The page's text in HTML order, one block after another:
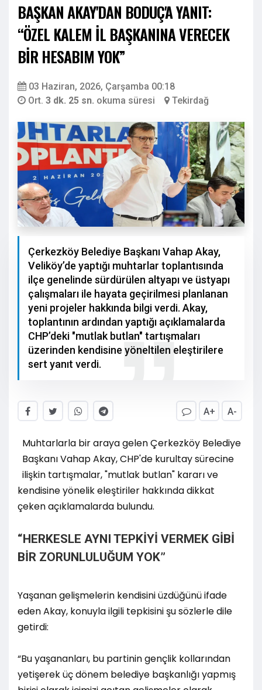
BAŞKAN AKAY'DAN BODUÇ'A YANIT:
“ÖZEL KALEM İL BAŞKANINA VERECEK
BİR HESABIM YOK”
03 Haziran, 2026, Çarşamba 00:18
Ort. 3 dk. 25 sn. okuma süresi Tekirdağ
Çerkezköy Belediye Başkanı Vahap Akay,
Veliköy’de yaptığı muhtarlar toplantısında
ilçe genelinde sürdürülen altyapı ve üstyapı
çalışmaları ile hayata geçirilmesi planlanan
yeni projeler hakkında bilgi verdi. Akay,
toplantının ardından yaptığı açıklamalarda
CHP’deki "mutlak butlan" tartışmaları
üzerinden kendisine yöneltilen eleştirilere
sert yanıt verdi.
A+ A-
Muhtarlarla bir araya gelen Çerkezköy Belediye
Başkanı Vahap Akay, CHP'de kurultay sürecine
ilişkin tartışmalar, "mutlak butlan" kararı ve
kendisine yönelik eleştiriler hakkında dikkat
çeken açıklamalarda bulundu.
“HERKESLE AYNI TEPKİYİ VERMEK GİBİ
BİR ZORUNLULUĞUM YOK”
Yaşanan gelişmelerin kendisini üzdüğünü ifade
eden Akay, konuyla ilgili tepkisini şu sözlerle dile
getirdi:
“Bu yaşananları, bu partinin gençlik kollarından
yetişerek üç dönem belediye başkanlığı yapmış